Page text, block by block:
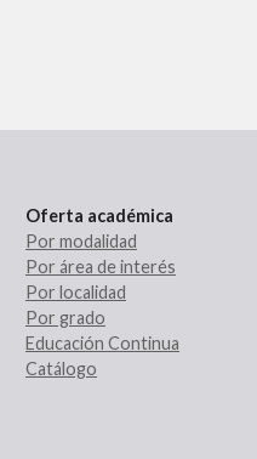
Oferta académica
Por modalidad
Por área de interés
Por localidad
Por grado
Educación Continua
Catálogo